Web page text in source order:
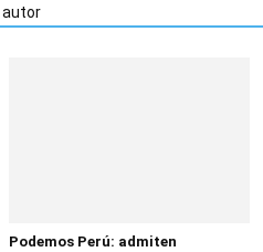
autor
Podemos Perú: admiten